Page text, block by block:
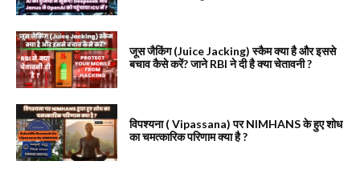
जूस जैकिंग (Juice Jacking) स्कैम क्या है और इससे
बचाव कैसे करें? जाने RBI ने दी है क्या चेतावनी ?
विपश्यना ( Vipassana) पर NIMHANS के हुए शोध
का चमत्कारिक परिणाम क्या है ?